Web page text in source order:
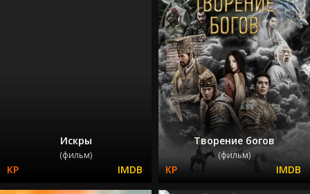
Искры
(фильм)
Творение богов
(фильм)